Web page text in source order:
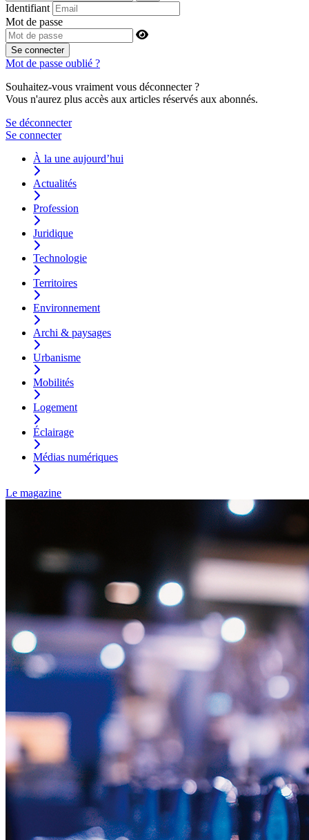
Identifiant
Mot de passe
Se connecter
Mot de passe oublié ?
Souhaitez-vous vraiment vous déconnecter ?
Vous n'aurez plus accès aux articles réservés aux abonnés.
Se déconnecter
Se connecter
À la une aujourd’hui
Actualités
Profession
Juridique
Technologie
Territoires
Environnement
Archi & paysages
Urbanisme
Mobilités
Logement
Éclairage
Médias numériques
Le magazine